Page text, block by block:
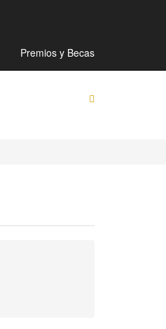
Premios y Becas
Preguntas Frecuentes